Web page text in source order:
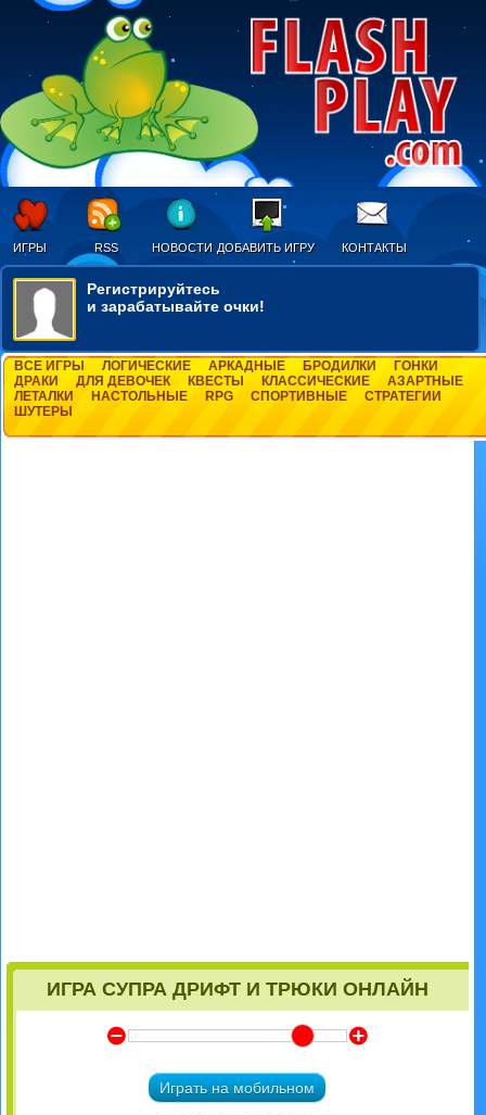
ИГРЫ RSS НОВОСТИ ДОБАВИТЬ ИГРУ КОНТАКТЫ
Регистрируйтесь
и зарабатывайте очки!
ВСЕ ИГРЫ ЛОГИЧЕСКИЕ АРКАДНЫЕ БРОДИЛКИ
ГОНКИ
ДРАКИ
ДЛЯ ДЕВОЧЕК КВЕСТЫ КЛАССИЧЕСКИЕ
АЗАРТНЫЕ
ЛЕТАЛКИ
НАСТОЛЬНЫЕ RPG СПОРТИВНЫЕ
СТРАТЕГИИ
ШУТЕРЫ
ИГРА СУПРА ДРИФТ И ТРЮКИ ОНЛАЙН
Y Z
Играть на мобильном